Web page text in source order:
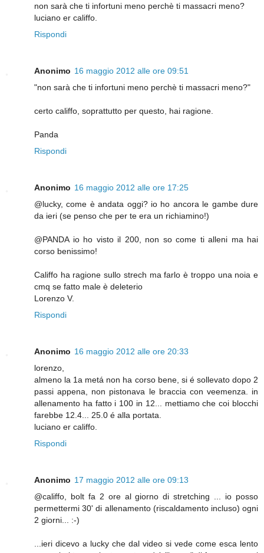
non sarà che ti infortuni meno perchè ti massacri meno?
luciano er califfo.
Rispondi
Anonimo 16 maggio 2012 alle ore 09:51
"non sarà che ti infortuni meno perchè ti massacri meno?"
certo califfo, soprattutto per questo, hai ragione.
Panda
Rispondi
Anonimo 16 maggio 2012 alle ore 17:25
@lucky, come è andata oggi? io ho ancora le gambe dure
da ieri (se penso che per te era un richiamino!)
@PANDA io ho visto il 200, non so come ti alleni ma hai
corso benissimo!
Califfo ha ragione sullo strech ma farlo è troppo una noia e
cmq se fatto male è deleterio
Lorenzo V.
Rispondi
Anonimo 16 maggio 2012 alle ore 20:33
lorenzo,
almeno la 1a metá non ha corso bene, si é sollevato dopo 2
passi appena, non pistonava le braccia con veemenza. in
allenamento ha fatto i 100 in 12... mettiamo che coi blocchi
farebbe 12.4... 25.0 é alla portata.
luciano er califfo.
Rispondi
Anonimo 17 maggio 2012 alle ore 09:13
@califfo, bolt fa 2 ore al giorno di stretching ... io posso
permettermi 30' di allenamento (riscaldamento incluso) ogni
2 giorni... :-)
...ieri dicevo a lucky che dal video si vede come esca lento